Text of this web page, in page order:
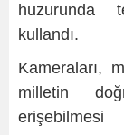
huzurunda
kullandı.
Kameraları,
milletin